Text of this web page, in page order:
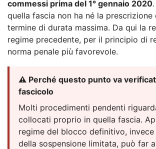
commessi prima del 1° gennaio 2020
quella fascia non ha né la prescrizione
termine di durata massima. Da qui la
regime precedente, per il principio di
norma penale più favorevole.
⚠️ Perché questo punto va
fascicolo
Molti procedimenti pendenti
collocati proprio in quella fascia.
regime del blocco definitivo,
della sospensione limitata, può far